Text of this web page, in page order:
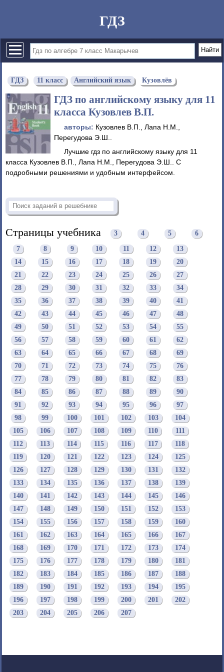
ГДЗ
ГДЗ 11 класс Английский язык Кузовлёв
ГДЗ по английскому языку для 11
класса Кузовлев В.П.
авторы: Кузовлев В.П., Лапа Н.М.,
Перегудова Э.Ш..
Лучшие гдз по английскому языку для 11
класса Кузовлев В.П., Лапа Н.М., Перегудова Э.Ш.. С
подробными решениями и удобным интерфейсом.
Страницы учебника 3 4 5 6
7 8 9 10 11 12
13
14
15 16 17 18 19
20
21
22 23 24 25 26
27
28
29 30 31 32 33
34
35
36 37 38 39 40
41
42
43 44 45 46 47
48
49
50 51 52 53 54
55
56
57 58 59 60 61
62
63
64 65 66 67 68
69
70
71 72 73 74 75
76
77
78 79 80 81 82
83
84
85 86 87 88 89
90
91
92 93 94 95 96
97
98
99 100 101 102 103
104
105
106 107 108 109 110
111
112
113 114 115 116 117
118
119
120 121 122 123 124
125
126
127 128 129 130 131
132
133
134 135 136 137 138
139
140
141 142 143 144 145
146
147
148 149 150 151 152
153
154
155 156 157 158 159
160
161
162 163 164 165 166
167
168
169 170 171 172 173
174
175
176 177 178 179 180
181
182
183 184 185 186 187
188
189
190 191 192 193 194
195
196
197 198 199 200 201
202
203
204 205 206 207